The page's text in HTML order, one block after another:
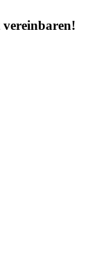
vereinbaren!